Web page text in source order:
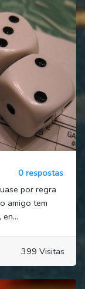
0 respostas
por regra
amigo tem
399 Visitas